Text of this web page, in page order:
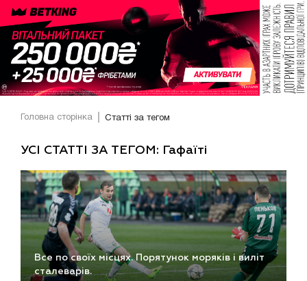
Головна сторінка Статті за тегом
УСІ СТАТТІ ЗА ТЕГОМ: Гафаїті
Все по своїх місцях. Порятунок моряків і виліт
сталеварів.